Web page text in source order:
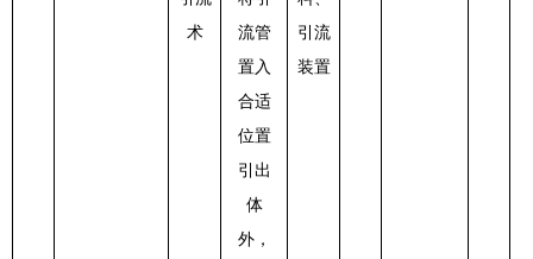
术
流管
置入
合适
位置
引出
体
外，
引流
装置